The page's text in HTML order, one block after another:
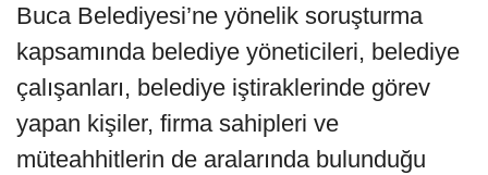
Buca Belediyesi’ne yönelik soruşturma
kapsamında belediye yöneticileri, belediye
çalışanları, belediye iştiraklerinde görev
yapan kişiler, firma sahipleri ve
müteahhitlerin de aralarında bulunduğu